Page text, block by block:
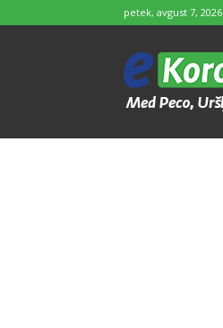
petek, avgust 7, 2026
e-
Koroška